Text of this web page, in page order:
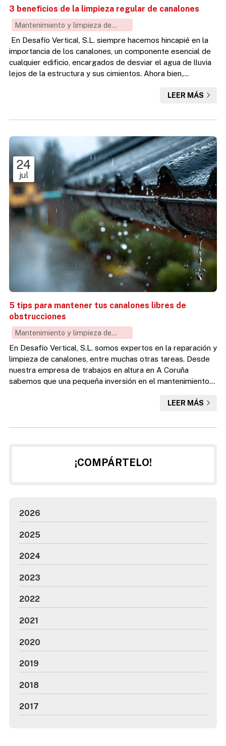
3 beneficios de la limpieza regular de canalones
Mantenimiento y limpieza de
canalones
En Desafío Vertical, S.L. siempre hacemos hincapié en la
importancia de los canalones, un componente esencial de
cualquier edificio, encargados de desviar el agua de lluvia
lejos de la estructura y sus cimientos. Ahora bien,
olvidados hasta que surge un problema. La limpieza
crucial que previene daños costosos y prolonga la vida útil
te ...
LEER MÁS
24
jul
5 tips para mantener tus canalones libres de
obstrucciones
Mantenimiento y limpieza de
canalones
En Desafío Vertical, S.L. somos expertos en la reparación y
limpieza de canalones, entre muchas otras tareas. Desde
nuestra empresa de trabajos en altura en A Coruña
sabemos que una pequeña inversión en el mantenimiento
cabeza y gastos a largo plazo. Te contamos todo lo que
del éxito La acumulación de hojas, ramas, tierra y otros
LEER MÁS
¡COMPÁRTELO!
2026
2025
2024
2023
2022
2021
2020
2019
2018
2017